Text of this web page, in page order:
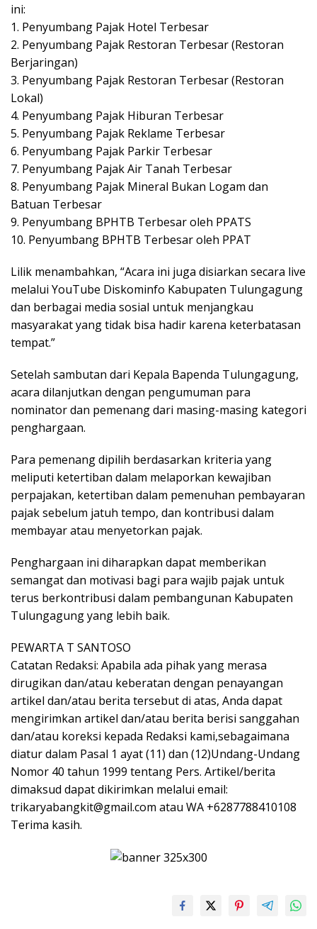
ini:
1. Penyumbang Pajak Hotel Terbesar
2. Penyumbang Pajak Restoran Terbesar (Restoran
Berjaringan)
3. Penyumbang Pajak Restoran Terbesar (Restoran
Lokal)
4. Penyumbang Pajak Hiburan Terbesar
5. Penyumbang Pajak Reklame Terbesar
6. Penyumbang Pajak Parkir Terbesar
7. Penyumbang Pajak Air Tanah Terbesar
8. Penyumbang Pajak Mineral Bukan Logam dan
Batuan Terbesar
9. Penyumbang BPHTB Terbesar oleh PPATS
10. Penyumbang BPHTB Terbesar oleh PPAT
Lilik menambahkan, “Acara ini juga disiarkan secara live
melalui YouTube Diskominfo Kabupaten Tulungagung
dan berbagai media sosial untuk menjangkau
masyarakat yang tidak bisa hadir karena keterbatasan
tempat.”
Setelah sambutan dari Kepala Bapenda Tulungagung,
acara dilanjutkan dengan pengumuman para
nominator dan pemenang dari masing-masing kategori
penghargaan.
Para pemenang dipilih berdasarkan kriteria yang
meliputi ketertiban dalam melaporkan kewajiban
perpajakan, ketertiban dalam pemenuhan pembayaran
pajak sebelum jatuh tempo, dan kontribusi dalam
membayar atau menyetorkan pajak.
Penghargaan ini diharapkan dapat memberikan
semangat dan motivasi bagi para wajib pajak untuk
terus berkontribusi dalam pembangunan Kabupaten
Tulungagung yang lebih baik.
PEWARTA T SANTOSO
Catatan Redaksi: Apabila ada pihak yang merasa
dirugikan dan/atau keberatan dengan penayangan
artikel dan/atau berita tersebut di atas, Anda dapat
mengirimkan artikel dan/atau berita berisi sanggahan
dan/atau koreksi kepada Redaksi kami,sebagaimana
diatur dalam Pasal 1 ayat (11) dan (12)Undang-Undang
Nomor 40 tahun 1999 tentang Pers. Artikel/berita
dimaksud dapat dikirimkan melalui email:
trikaryabangkit@gmail.com atau WA +6287788410108
Terima kasih.